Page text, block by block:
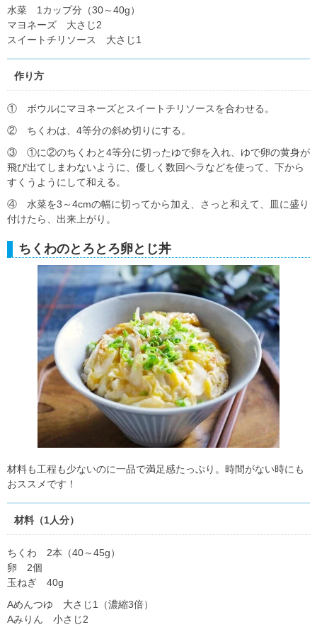
水菜 1カップ分（30～40g）
マヨネーズ 大さじ2
スイートチリソース 大さじ1
作り方
① ボウルにマヨネーズとスイートチリソースを合わせる。
② ちくわは、4等分の斜め切りにする。
③ ①に②のちくわと4等分に切ったゆで卵を入れ、ゆで卵の黄身が
飛び出てしまわないように、優しく数回ヘラなどを使って、下から
すくうようにして和える。
④ 水菜を3～4cmの幅に切ってから加え、さっと和えて、皿に盛り
付けたら、出来上がり。
ちくわのとろとろ卵とじ丼
材料も工程も少ないのに一品で満足感たっぷり。時間がない時にも
おススメです！
材料（1人分）
ちくわ 2本（40～45g）
卵 2個
玉ねぎ 40g
Aめんつゆ 大さじ1（濃縮3倍）
Aみりん 小さじ2